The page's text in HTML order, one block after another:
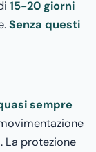
15-20 giorni
Senza questi
sempre
La protezione